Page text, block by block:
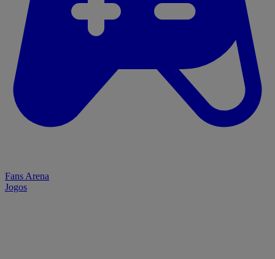
Fans Arena
Jogos